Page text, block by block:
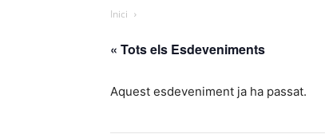
Inici
« Tots els Esdeveniments
Aquest esdeveniment ja ha passat.